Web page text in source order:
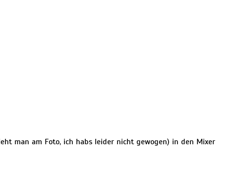
man am Foto, ich habs leider nicht gewogen) in den Mixer